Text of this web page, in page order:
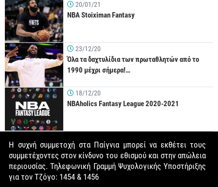
20/01/21
NBA Stoiximan Fantasy
23/12/20
Όλα τα δαχτυλίδια των πρωταθλητών από το
1990 μέχρι σήμερα!…
18/12/20
NBAholics Fantasy League 2020-2021
Η συχνή συμμετοχή στα Παίγνια μπορεί να εκθέτει τους
συμμετέχοντες στον κίνδυνο του εθισμού και στην απώλεια
περιουσίας. Τηλεφωνική Γραμμή Ψυχολογικής Υποστήριξης
για τον Τζόγο: 1454 & 1456